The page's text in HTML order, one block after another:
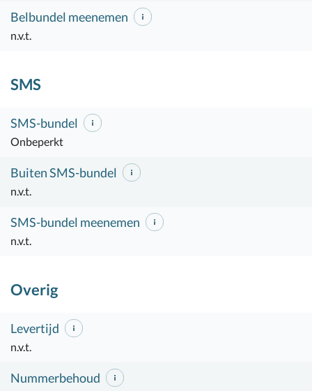
Belbundel meenemen
n.v.t.
SMS
SMS-bundel
Onbeperkt
Buiten SMS-bundel
n.v.t.
SMS-bundel meenemen
n.v.t.
Overig
Levertijd
n.v.t.
Nummerbehoud